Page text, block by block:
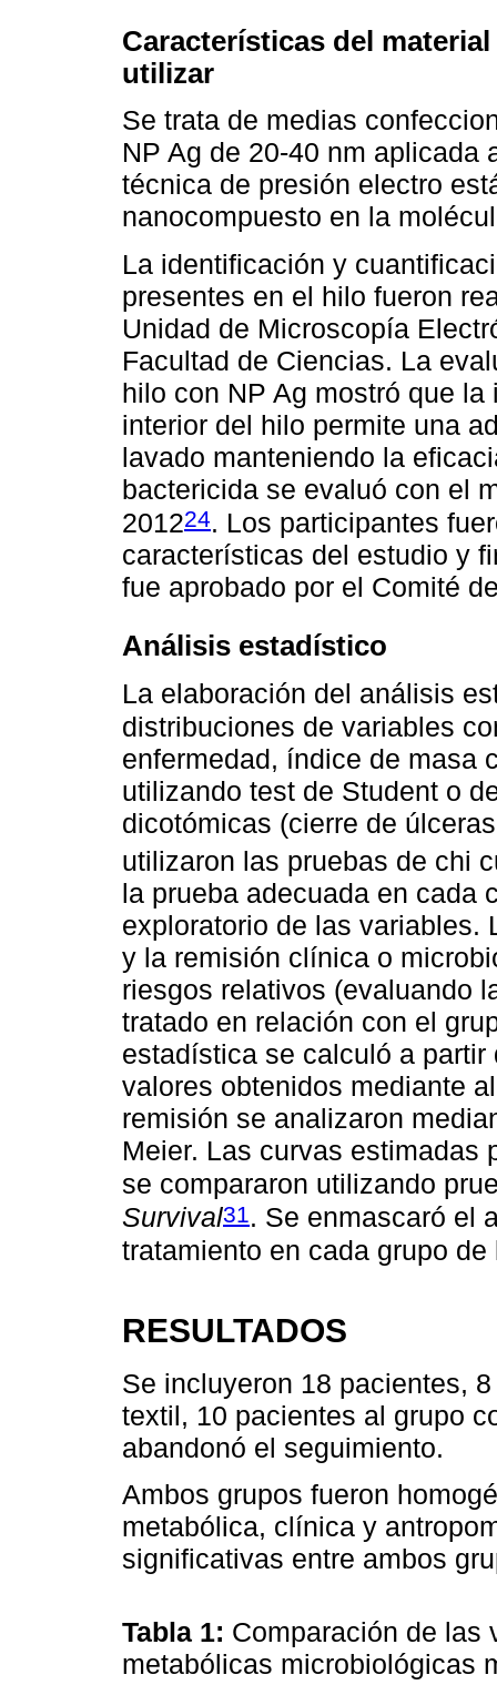
Características del
utilizar
Se trata de medias
NP Ag de 20-40 nm aplicada
técnica de presión electro
nanocompuesto en la
La identificación y
presentes en el hilo fueron
Unidad de Microscopía
Facultad de Ciencias. La
hilo con NP Ag mostró que
interior del hilo permite una
lavado manteniendo la
bactericida se evaluó con el
201224. Los participantes
características del estudio y
fue aprobado por el Comité
Análisis estadístico
La elaboración del análisis
distribuciones de variables
enfermedad, índice de masa
utilizando test de Student o
dicotómicas (cierre de
utilizaron las pruebas de chi
la prueba adecuada en cada
exploratorio de las variables.
y la remisión clínica o
riesgos relativos (evaluando
tratado en relación con el
estadística se calculó a
valores obtenidos mediante
remisión se analizaron
Meier. Las curvas estimadas
se compararon utilizando
Survival31 . Se enmascaró el
tratamiento en cada grupo
RESULTADOS
Se incluyeron 18 pacientes,
textil, 10 pacientes al grupo
abandonó el seguimiento.
Ambos grupos fueron
metabólica, clínica y
significativas entre ambos
Tabla 1: Comparación de las
metabólicas microbiológicas